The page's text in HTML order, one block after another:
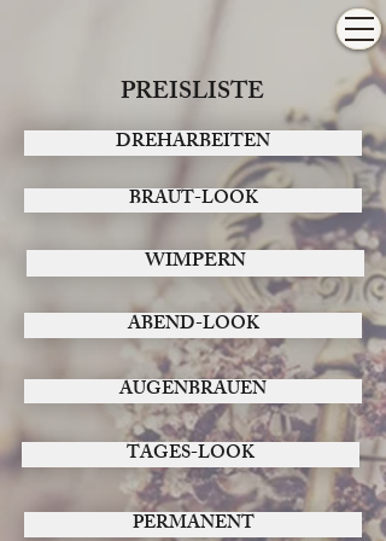
PREISLISTE
DREHARBEITEN
BRAUT-LOOK
WIMPERN
ABEND-LOOK
AUGENBRAUEN
TAGES-LOOK
PERMANENT